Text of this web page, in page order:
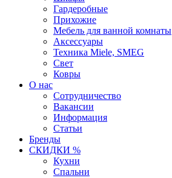
Гардеробные
Прихожие
Мебель для ванной комнаты
Аксессуары
Техника Miele, SMEG
Свет
Ковры
О нас
Сотрудничество
Вакансии
Информация
Статьи
Бренды
СКИДКИ %
Кухни
Спальни